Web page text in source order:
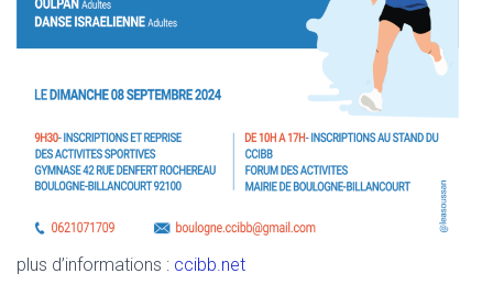
plus d’informations : ccibb.net